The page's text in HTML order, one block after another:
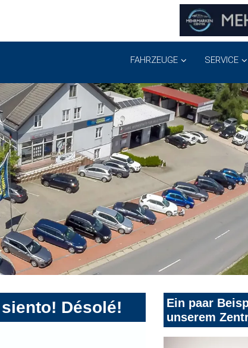
FAHRZEUGE SERVICE
Désolé!
Ein paar
unserem